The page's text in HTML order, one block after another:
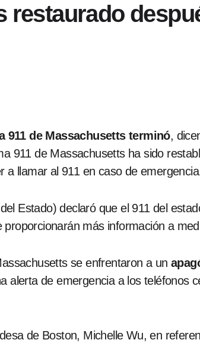
restaurado
911 de Massachusetts terminó,
911 de Massachusetts ha sido
a llamar al 911 en caso de
Estado) declaró que el 911 del
más información a
se enfrentaron a un
alerta de emergencia a los teléfonos
de Boston, Michelle Wu, en